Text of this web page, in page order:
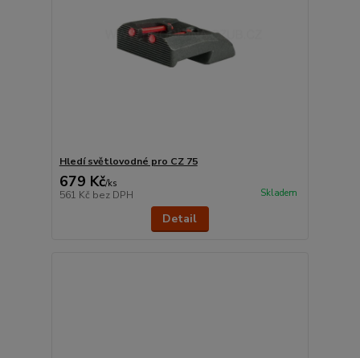
Hledí světlovodné pro CZ 75
679 Kč/ks
561 Kč bez DPH Skladem
Detail